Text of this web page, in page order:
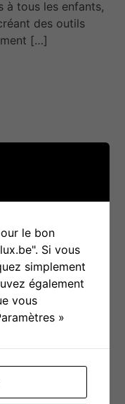
à tous les enfants,
des outils
[…]
est une
droits, l’inclusion
avec un
proches, tout
le bon
Si vous
simplement
également
vous
»